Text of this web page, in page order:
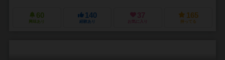
60
興味あり
140
経験あり
37
お気に入り
165
持ってる